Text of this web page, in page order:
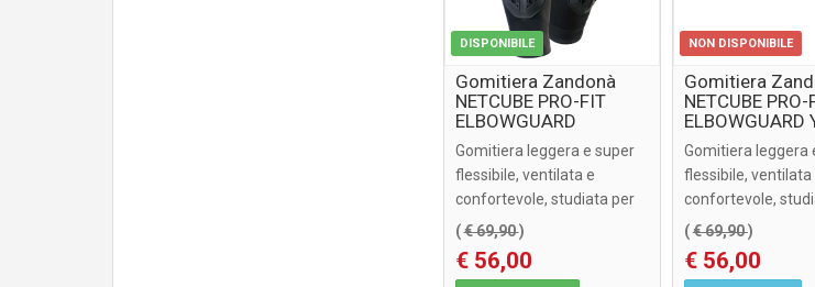
DISPONIBILE
Gomitiera Zandonà
NETCUBE PRO-FIT
ELBOWGUARD
Gomitiera leggera e super
flessibile, ventilata e
confortevole, studiata per
proteggere gomito ...
(€ 69,90)
€ 56,00
NON DISPONIBILE
Gomitiera
NETCUBE PRO-
ELBOWGUARD
Gomitiera leggera
flessibile, ventilata
confortevole,
proteggere gomito
(€ 69,90)
€ 56,00